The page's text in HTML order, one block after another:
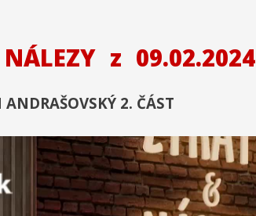
z 09.02.2024
2. ČÁST